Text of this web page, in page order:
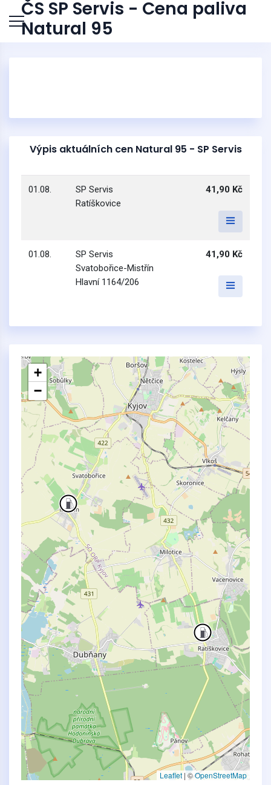
ČS SP Servis - Cena paliva
Natural 95
Výpis aktuálních cen Natural 95 - SP Servis
01.08.
SP Servis
Ratíškovice
41,90 Kč
01.08.
SP Servis
Svatobořice-Mistřín
Hlavní 1164/206
41,90 Kč
+
−
Leaflet | ©OpenStreetMap